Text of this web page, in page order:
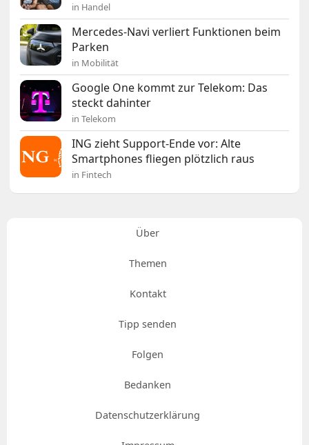
in Handel
Mercedes-Navi verliert Funktionen beim
Parken
in Mobilität
Google One kommt zur Telekom: Das
steckt dahinter
in Telekom
ING zieht Support-Ende vor: Alte
Smartphones fliegen plötzlich raus
in Fintech
Über
Themen
Kontakt
Tipp senden
Folgen
Bedanken
Datenschutzerklärung